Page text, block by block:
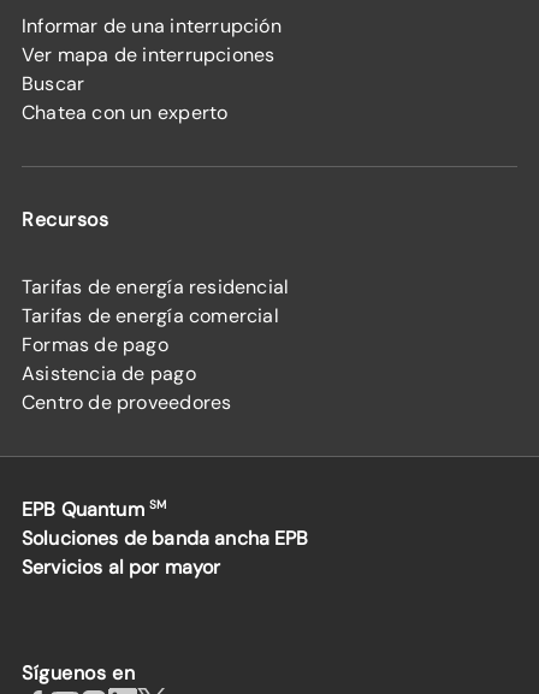
Informar de una interrupción
Ver mapa de interrupciones
Buscar
Chatea con un experto
Recursos
Tarifas de energía residencial
Tarifas de energía comercial
Formas de pago
Asistencia de pago
Centro de proveedores
EPB Quantum SM
Soluciones de banda ancha EPB
Servicios al por mayor
Síguenos en